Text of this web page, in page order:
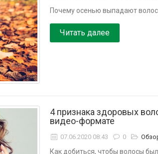
Почему осенью выпадают
Читать далее
4 признака здоровых
видео-формате
07.06.2020 08:43 0
Как добиться, чтобы волосы